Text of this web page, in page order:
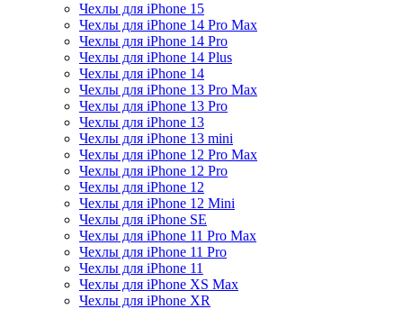
Чехлы для iPhone 15
Чехлы для iPhone 14 Pro Max
Чехлы для iPhone 14 Pro
Чехлы для iPhone 14 Plus
Чехлы для iPhone 14
Чехлы для iPhone 13 Pro Max
Чехлы для iPhone 13 Pro
Чехлы для iPhone 13
Чехлы для iPhone 13 mini
Чехлы для iPhone 12 Pro Max
Чехлы для iPhone 12 Pro
Чехлы для iPhone 12
Чехлы для iPhone 12 Mini
Чехлы для iPhone SE
Чехлы для iPhone 11 Pro Max
Чехлы для iPhone 11 Pro
Чехлы для iPhone 11
Чехлы для iPhone XS Max
Чехлы для iPhone XR